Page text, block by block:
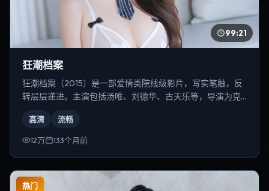
99:21
狂潮档案
狂潮档案（2015）是一部爱情类院线级影片，写实笔触，反
转层层递进。主演包括汤唯、刘德华、古天乐等，导演为克
高清 流畅
12万 133个月前
热门